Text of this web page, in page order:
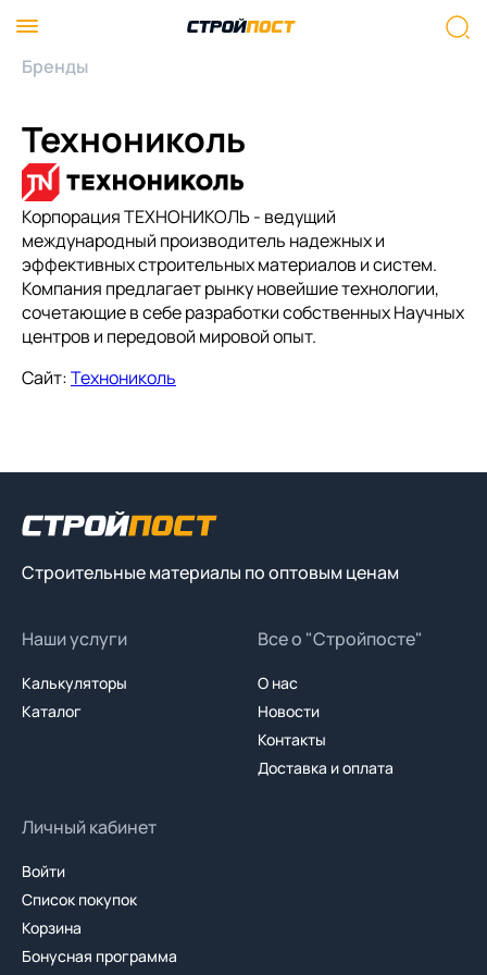
Бренды
Технониколь
Корпорация ТЕХНОНИКОЛЬ - ведущий
международный производитель надежных и
эффективных строительных материалов и систем.
Компания предлагает рынку новейшие технологии,
сочетающие в себе разработки собственных Научных
центров и передовой мировой опыт.
Сайт:Технониколь
Строительные материалы по оптовым ценам
Наши услуги
Калькуляторы
Каталог
Все о "Стройпосте"
О нас
Новости
Контакты
Доставка и оплата
Личный кабинет
Войти
Список покупок
Корзина
Бонусная программа